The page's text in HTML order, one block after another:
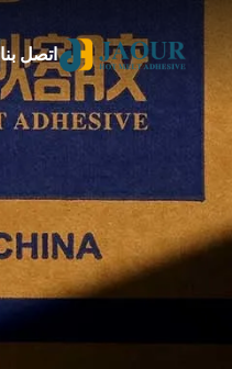
اتصل بنا